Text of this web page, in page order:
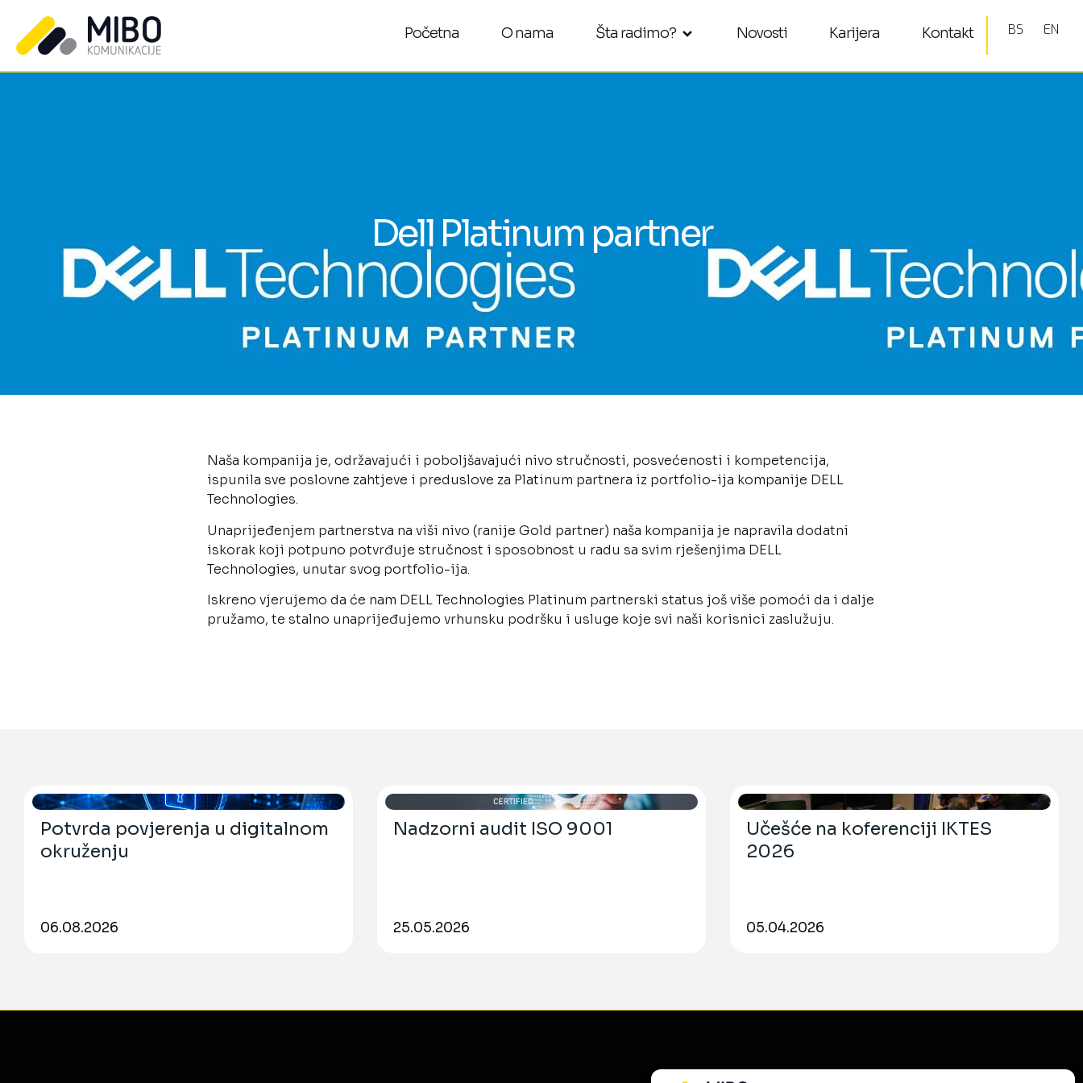
Početna O nama Šta radimo? Novosti Karijera Kontakt BS EN
Dell Platinum partner
Naša kompanija je, održavajući i poboljšavajući nivo stručnosti, posvećenosti i kompetencija,
ispunila sve poslovne zahtjeve i preduslove za Platinum partnera iz portfolio-ija kompanije DELL
Technologies.
Unaprijeđenjem partnerstva na viši nivo (ranije Gold partner) naša kompanija je napravila dodatni
iskorak koji potpuno potvrđuje stručnost i sposobnost u radu sa svim rješenjima DELL
Technologies, unutar svog portfolio-ija.
Iskreno vjerujemo da će nam DELL Technologies Platinum partnerski status još više pomoći da i dalje
pružamo, te stalno unaprijeđujemo vrhunsku podršku i usluge koje svi naši korisnici zaslužuju.
Potvrda povjerenja u digitalnom
okruženju
06.08.2026
Nadzorni audit ISO 9001
25.05.2026
Učešće na koferenciji IKTES
2026
05.04.2026